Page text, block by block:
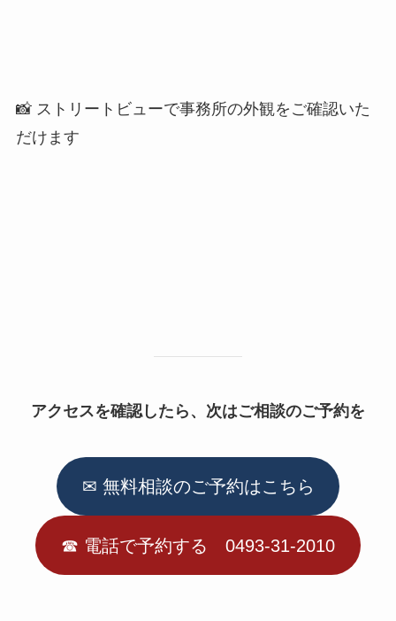
📸 ストリートビューで事務所の外観をご確認いた
だけます
アクセスを確認したら、次はご相談のご予約を
✉ 無料相談のご予約はこちら
☎︎ 電話で予約する 0493-31-2010